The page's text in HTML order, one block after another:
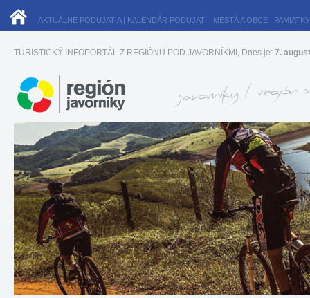
AKTUÁLNE PODUJATIA| KALENDÁR PODUJATÍ | MESTÁ A OBCE | PAMIATKY
TURISTICKÝ INFOPORTÁL Z REGIÓNU POD JAVORNÍKMI, Dnes je: 7.